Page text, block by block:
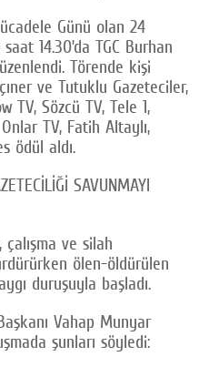
Günü olan 24
14.30’da TGC Burhan
Törende kişi
ve Tutuklu Gazeteciler,
TV, Sözcü TV, Tele 1,
TV, Fatih Altaylı,
ödül aldı.
SAVUNMAYI
ve silah
ölen-öldürülen
duruşuyla başladı.
Vahap Munyar
şunları söyledi: